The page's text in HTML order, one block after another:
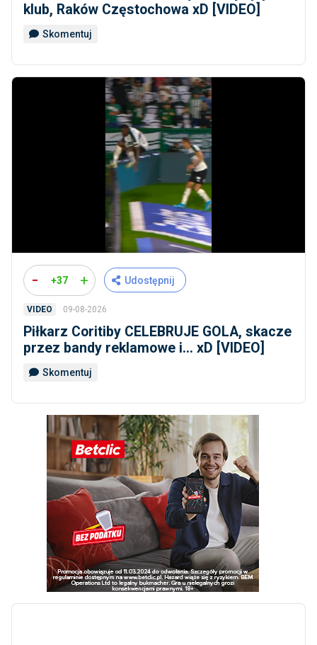
klub, Raków Częstochowa xD [VIDEO]
Skomentuj
- +37 + Udostępnij
VIDEO 09-08-2026
Piłkarz Coritiby CELEBRUJE GOLA, skacze
przez bandy reklamowe i... xD [VIDEO]
Skomentuj